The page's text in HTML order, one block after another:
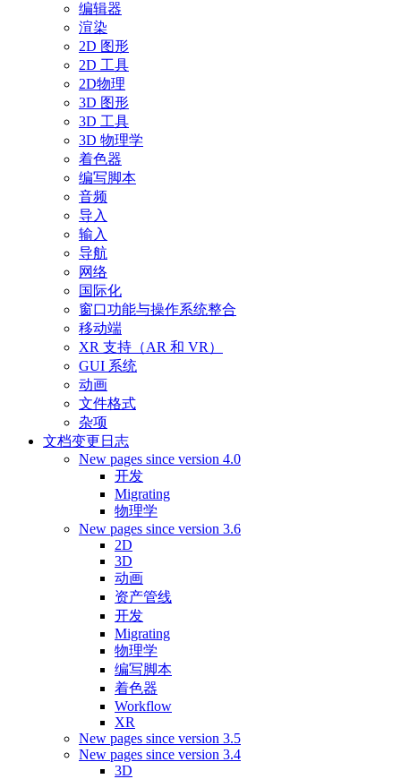
编辑器
渲染
2D 图形
2D 工具
2D物理
3D 图形
3D 工具
3D 物理学
着色器
编写脚本
音频
导入
输入
导航
网络
国际化
窗口功能与操作系统整合
移动端
XR 支持（AR 和 VR）
GUI 系统
动画
文件格式
杂项
文档变更日志
New pages since version 4.0
开发
Migrating
物理学
New pages since version 3.6
2D
3D
动画
资产管线
开发
Migrating
物理学
编写脚本
着色器
Workflow
XR
New pages since version 3.5
New pages since version 3.4
3D